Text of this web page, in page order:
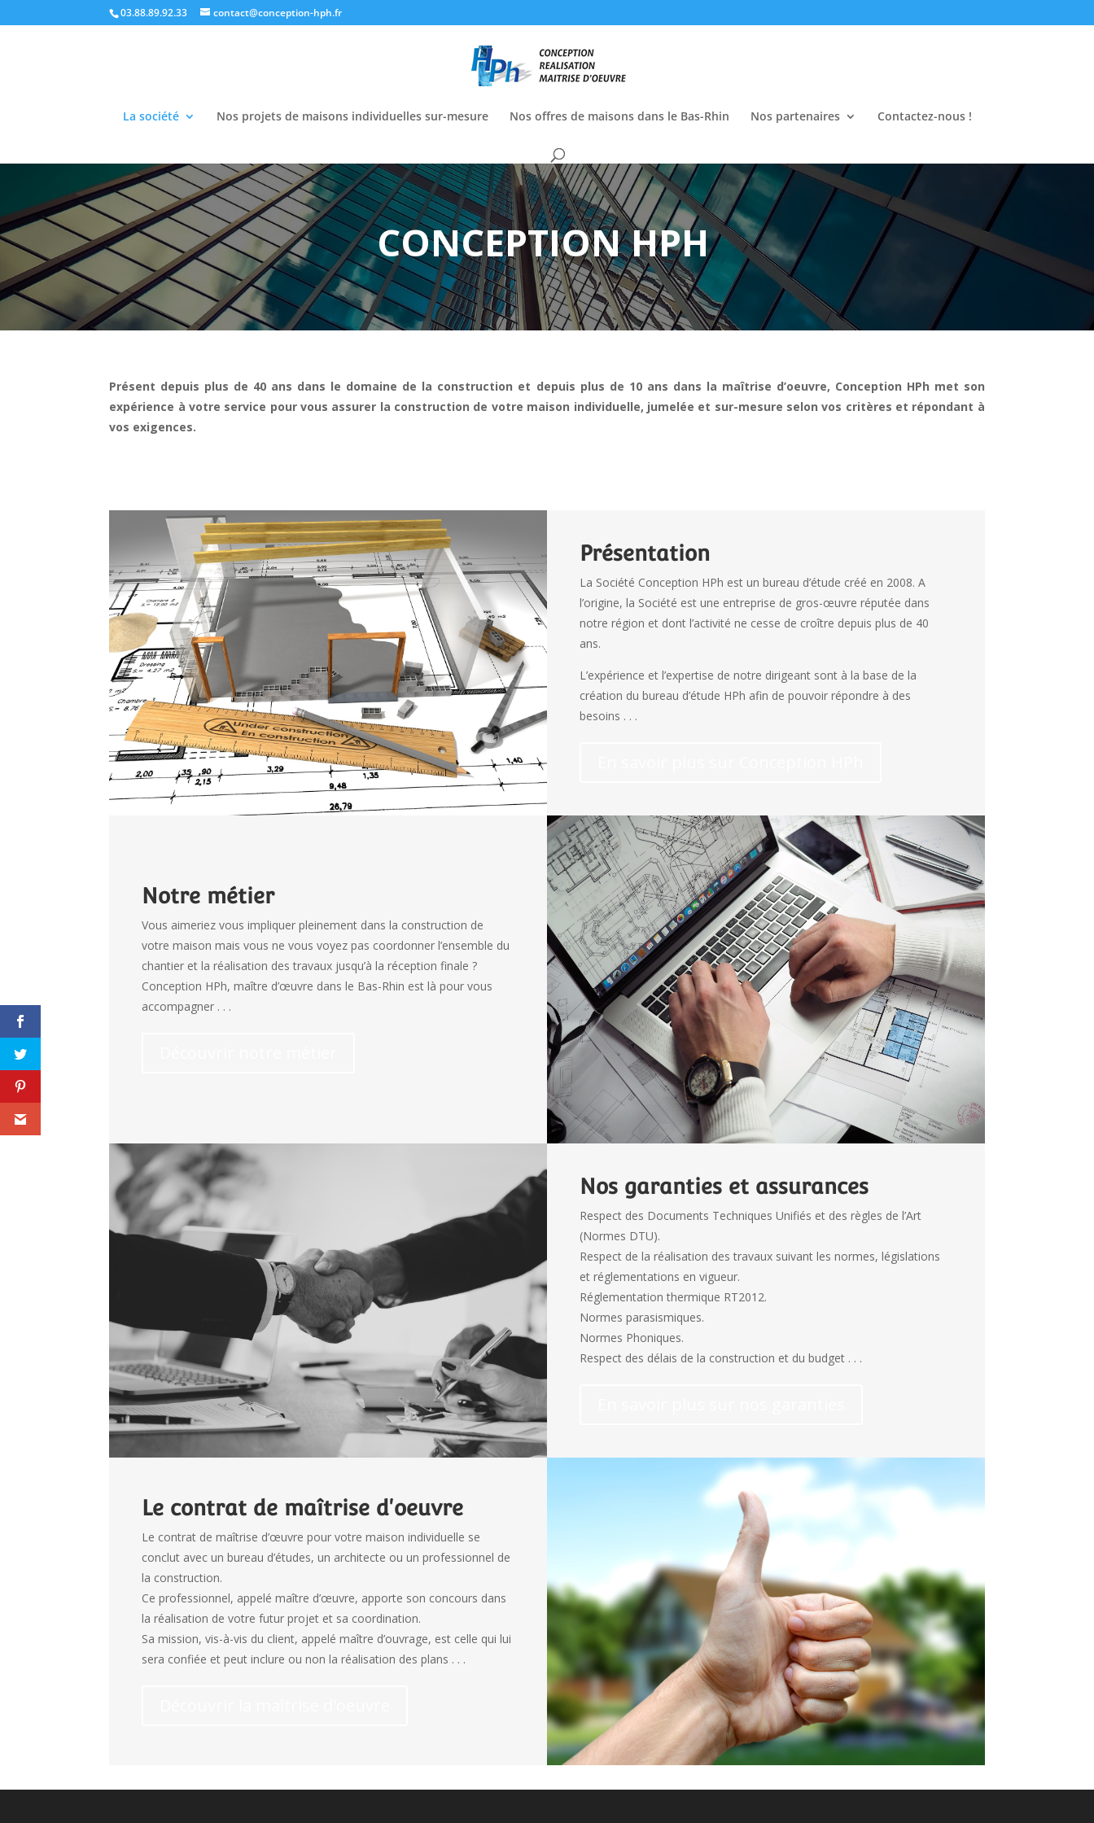
03.88.89.92.33 contact@conception-hph.fr
La société Nos projets de maisons individuelles sur-mesure Nos offres de maisons dans le Bas-Rhin Nos partenaires Contactez-nous !
CONCEPTION HPH
Présent depuis plus de 40 ans dans le domaine de la construction et depuis plus de 10 ans dans la maîtrise d’oeuvre, Conception HPh met son
expérience à votre service pour vous assurer la construction de votre maison individuelle, jumelée et sur-mesure selon vos critères et répondant à
vos exigences.
Présentation
La Société Conception HPh est un bureau d’étude créé en 2008. A
l’origine, la Société est une entreprise de gros-œuvre réputée dans
notre région et dont l’activité ne cesse de croître depuis plus de 40
ans.
L’expérience et l’expertise de notre dirigeant sont à la base de la
création du bureau d’étude HPh afin de pouvoir répondre à des
besoins . . .
Notre métier
Vous aimeriez vous impliquer pleinement dans la construction de
votre maison mais vous ne vous voyez pas coordonner l’ensemble du
chantier et la réalisation des travaux jusqu’à la réception finale ?
Conception HPh, maître d’œuvre dans le Bas-Rhin est là pour vous
accompagner . . .
Nos garanties et assurances
Respect des Documents Techniques Unifiés et des règles de l’Art
(Normes DTU).
Respect de la réalisation des travaux suivant les normes, législations
et réglementations en vigueur.
Réglementation thermique RT2012.
Normes parasismiques.
Normes Phoniques.
Respect des délais de la construction et du budget . . .
Le contrat de maîtrise d'oeuvre
Le contrat de maîtrise d’œuvre pour votre maison individuelle se
conclut avec un bureau d’études, un architecte ou un professionnel de
la construction.
Ce professionnel, appelé maître d’œuvre, apporte son concours dans
la réalisation de votre futur projet et sa coordination.
Sa mission, vis-à-vis du client, appelé maître d’ouvrage, est celle qui lui
sera confiée et peut inclure ou non la réalisation des plans . . .